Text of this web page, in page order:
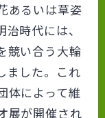
あるいは草姿
時代には、
競い合う大輪
ました。これ
体によって維
展が開催され